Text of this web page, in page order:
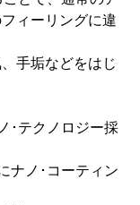
ィーリングに違
手垢などをはじ
･テクノロジー採
ナノ･コーティン